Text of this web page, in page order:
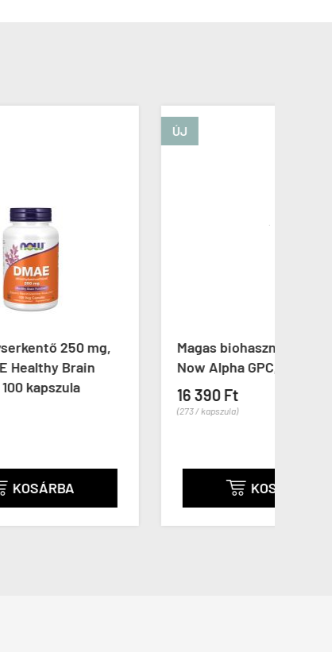
Magas biohasznosulású kolin,
Now Alpha GPC, 60 kapszula
16 390 Ft